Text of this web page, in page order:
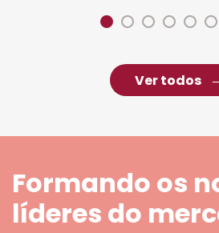
Ver todos
Formando os
líderes do